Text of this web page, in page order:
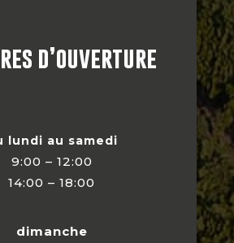
d’ouverture
lundi au samedi
9:00 – 12:00
14:00 – 18:00
dimanche